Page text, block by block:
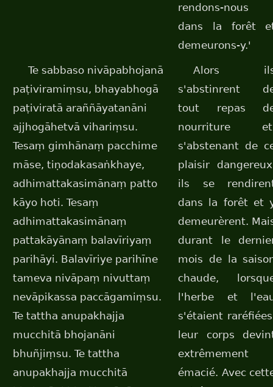
rendons-nous
dans la forêt
demeurons-y.'
Te sabbaso nivāpabhojanā
paṭiviramiṃsu, bhayabhogā
paṭiviratā araññāyatanāni
ajjhogāhetvā vihariṃsu.
Tesaṃ gimhānaṃ pacchime
māse, tiṇodakasaṅkhaye,
adhimattakasimānaṃ patto
kāyo hoti. Tesaṃ
adhimattakasimānaṃ
pattakāyānaṃ balavīriyaṃ
parihāyi. Balavīriye parihīne
tameva nivāpaṃ nivuttaṃ
nevāpikassa paccāgamiṃsu.
Te tattha anupakhajja
mucchitā bhojanāni
bhuñjiṃsu. Te tattha
anupakhajja mucchitā
Alors
s'abstinrent
tout repas
nourriture
s'abstenant de
plaisir
ils se
dans la forêt et
demeurèrent.
durant le
mois de la
chaude,
l'herbe et
s'étaient
leur corps
extrêmement
émacié. Avec